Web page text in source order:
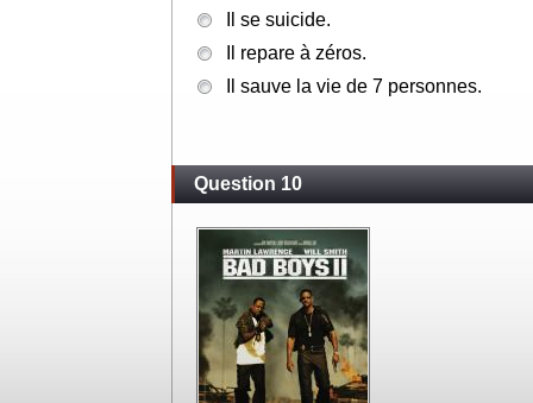
Il se suicide.
Il repare à zéros.
Il sauve la vie de 7 personnes.
Question 10